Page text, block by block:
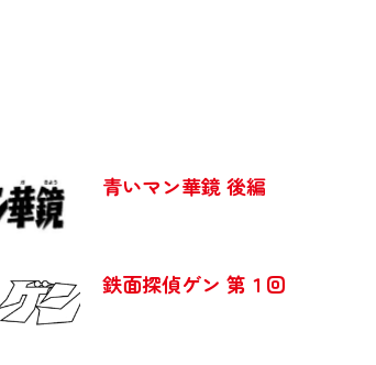
青いマン華鏡 後編
鉄面探偵ゲン 第１回